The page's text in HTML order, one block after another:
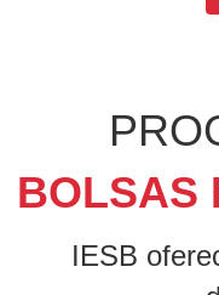
BOLSAS
IESB